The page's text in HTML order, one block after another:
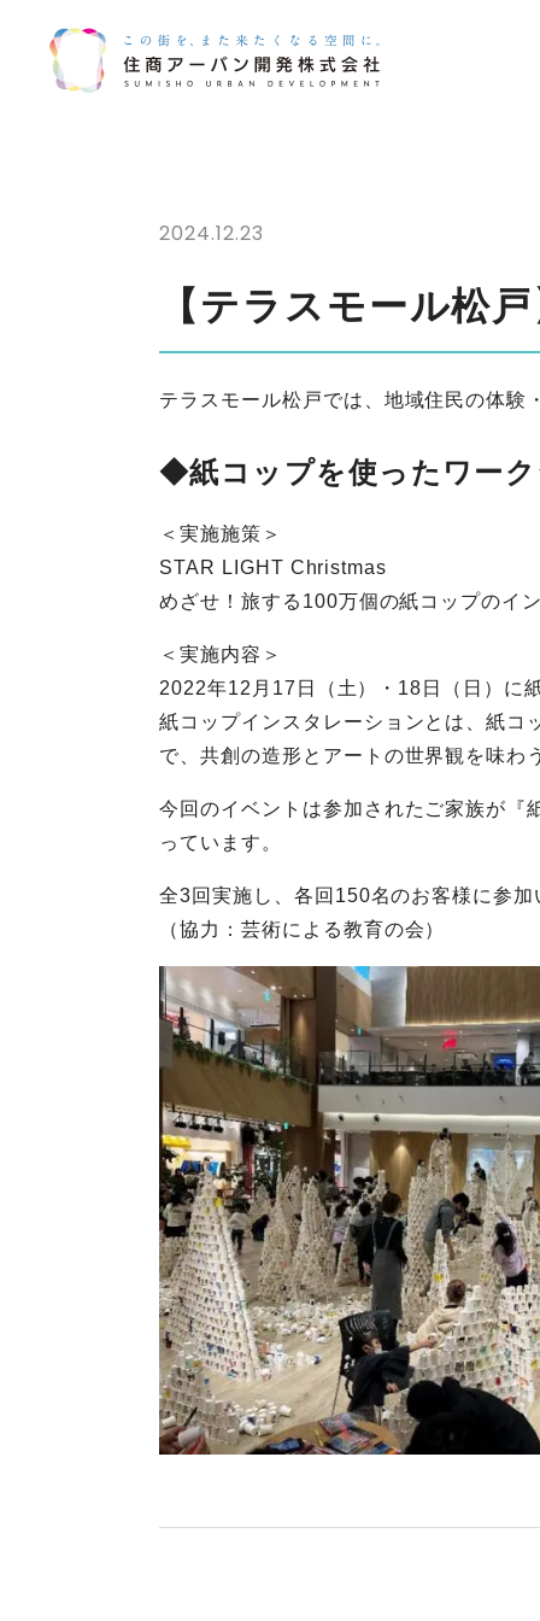
2024.12.23
【テラスモール松
テラスモール松戸では、地域住民の体験
◆紙コップを使ったワー
＜実施施策＞
STAR LIGHT Christmas
めざせ！旅する100万個の紙コップのイ
＜実施内容＞
2022年12月17日（土）・18日（日）に
紙コップインスタレーションとは、紙コ
で、共創の造形とアートの世界観を味わ
今回のイベントは参加されたご家族が『
っています。
全3回実施し、各回150名のお客様に参
（協力：芸術による教育の会）